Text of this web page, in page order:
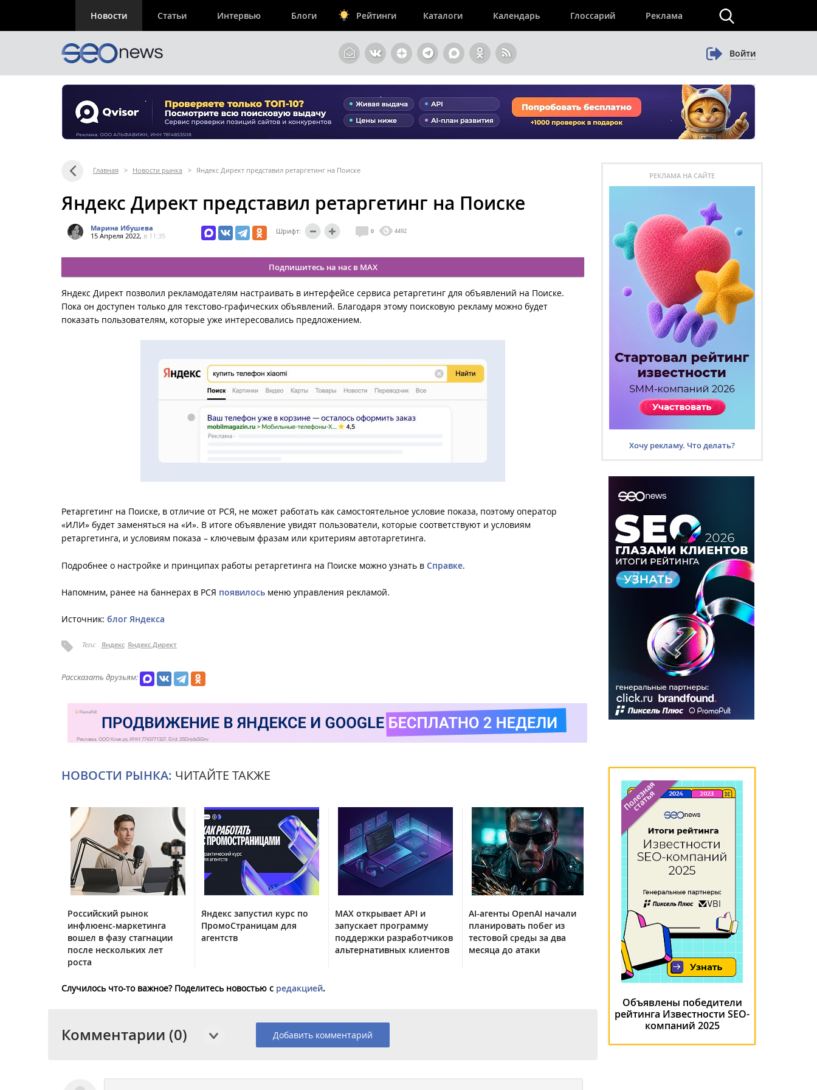
Новости Статьи Интервью Блоги Рейтинги Каталоги Календарь Глоссарий Реклама
Войти
Главная > Новости рынка > Яндекс Директ представил ретаргетинг на Поиске
Яндекс Директ представил ретаргетинг на Поиске
Марина Ибушева
15 Апреля 2022, в 11:35
Шрифт: 0 4492
Подпишитесь на нас в MAX
Яндекс Директ позволил рекламодателям настраивать в интерфейсе сервиса ретаргетинг для объявлений на Поиске.
Пока он доступен только для текстово-графических объявлений. Благодаря этому поисковую рекламу можно будет
показать пользователям, которые уже интересовались предложением.
Ретаргетинг на Поиске, в отличие от РСЯ, не может работать как самостоятельное условие показа, поэтому оператор
«ИЛИ» будет заменяться на «И». В итоге объявление увидят пользователи, которые соответствуют и условиям
ретаргетинга, и условиям показа – ключевым фразам или критериям автотаргетинга.
Подробнее о настройке и принципах работы ретаргетинга на Поиске можно узнать в Справке.
Напомним, ранее на баннерах в РСЯ появилось меню управления рекламой.
Источник: блог Яндекса
Теги: Яндекс Яндекс.Директ
Рассказать друзьям:
НОВОСТИ РЫНКА: ЧИТАЙТЕ ТАКЖЕ
Российский рынок
инфлюенс-маркетинга
вошел в фазу стагнации
после нескольких лет
роста
Яндекс запустил курс по
ПромоСтраницам для
агентств
MAX открывает API и
запускает программу
поддержки разработчиков
альтернативных клиентов
AI-агенты OpenAI начали
планировать побег из
тестовой среды за два
месяца до атаки
Случилось что-то важное? Поделитесь новостью с редакцией.
Комментарии (0) Добавить комментарий
РЕКЛАМА НА САЙТЕ
Хочу рекламу. Что делать?
Объявлены победители
рейтинга Известности SEO-
компаний 2025